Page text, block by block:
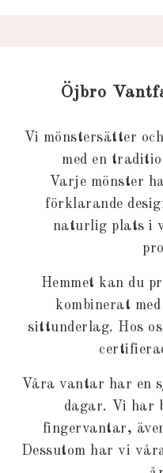
Öjbro
Vi mönstersätter
med en
Varje mönster
förklarande
naturlig plats i
Hemmet kan du
kombinerat
sittunderlag. Hos
Våra vantar har en
dagar. Vi har
fingervantar,
Dessutom har vi